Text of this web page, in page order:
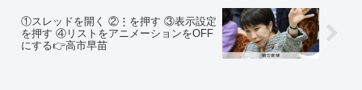
①スレッドを開く ②⋮を押す ③表示設定
を押す ④リストをアニメーションをOFF
にする👉高市早苗